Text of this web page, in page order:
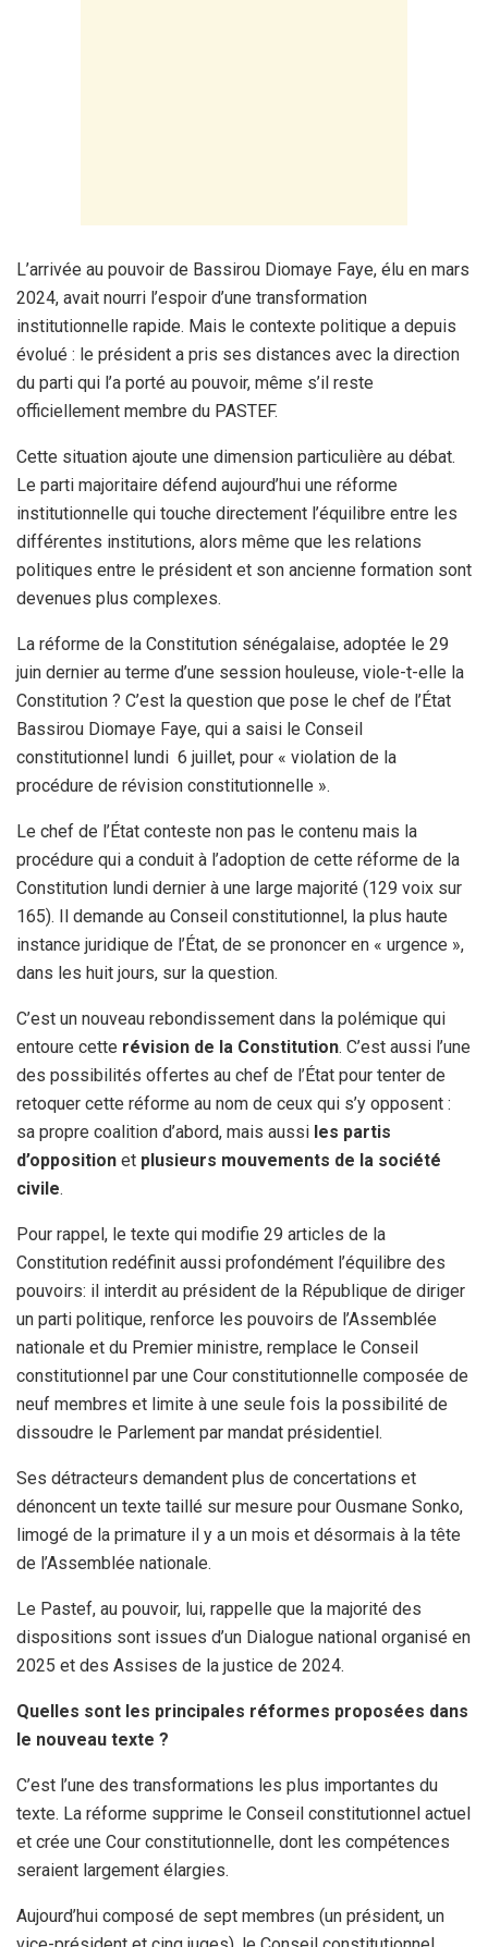
L’arrivée au pouvoir de Bassirou Diomaye Faye, élu en mars
2024, avait nourri l’espoir d’une transformation
institutionnelle rapide. Mais le contexte politique a depuis
évolué : le président a pris ses distances avec la direction
du parti qui l’a porté au pouvoir, même s’il reste
officiellement membre du PASTEF.
Cette situation ajoute une dimension particulière au débat.
Le parti majoritaire défend aujourd’hui une réforme
institutionnelle qui touche directement l’équilibre entre les
différentes institutions, alors même que les relations
politiques entre le président et son ancienne formation sont
devenues plus complexes.
La réforme de la Constitution sénégalaise, adoptée le 29
juin dernier au terme d’une session houleuse, viole-t-elle la
Constitution ? C’est la question que pose le chef de l’État
Bassirou Diomaye Faye, qui a saisi le Conseil
constitutionnel lundi 6 juillet, pour « violation de la
procédure de révision constitutionnelle ».
Le chef de l’État conteste non pas le contenu mais la
procédure qui a conduit à l’adoption de cette réforme de la
Constitution lundi dernier à une large majorité (129 voix sur
165). Il demande au Conseil constitutionnel, la plus haute
instance juridique de l’État, de se prononcer en « urgence »,
dans les huit jours, sur la question.
C’est un nouveau rebondissement dans la polémique qui
entoure cette révision de la Constitution. C’est aussi l’une
des possibilités offertes au chef de l’État pour tenter de
retoquer cette réforme au nom de ceux qui s’y opposent :
sa propre coalition d’abord, mais aussi les partis
d’opposition et plusieurs mouvements de la société
civile.
Pour rappel, le texte qui modifie 29 articles de la
Constitution redéfinit aussi profondément l’équilibre des
pouvoirs: il interdit au président de la République de diriger
un parti politique, renforce les pouvoirs de l’Assemblée
nationale et du Premier ministre, remplace le Conseil
constitutionnel par une Cour constitutionnelle composée de
neuf membres et limite à une seule fois la possibilité de
dissoudre le Parlement par mandat présidentiel.
Ses détracteurs demandent plus de concertations et
dénoncent un texte taillé sur mesure pour Ousmane Sonko,
limogé de la primature il y a un mois et désormais à la tête
de l’Assemblée nationale.
Le Pastef, au pouvoir, lui, rappelle que la majorité des
dispositions sont issues d’un Dialogue national organisé en
2025 et des Assises de la justice de 2024.
Quelles sont les principales réformes proposées dans
le nouveau texte ?
C’est l’une des transformations les plus importantes du
texte. La réforme supprime le Conseil constitutionnel actuel
et crée une Cour constitutionnelle, dont les compétences
seraient largement élargies.
Aujourd’hui composé de sept membres (un président, un